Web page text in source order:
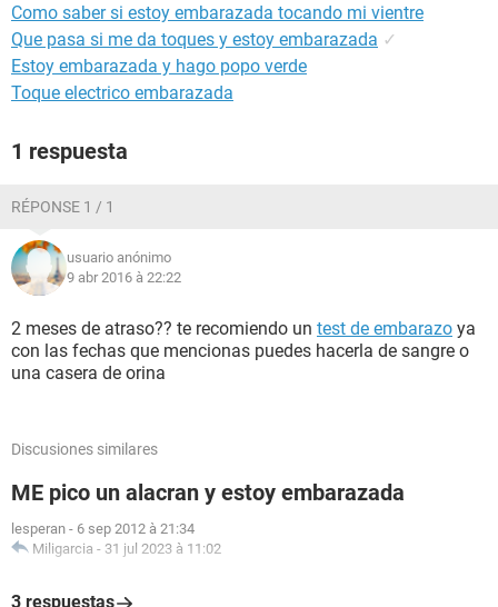
Como saber si estoy embarazada tocando mi vientre
Que pasa si me da toques y estoy embarazada ✓
Estoy embarazada y hago popo verde
Toque electrico embarazada
1 respuesta
RÉPONSE 1 / 1
usuario anónimo
9 abr 2016 à 22:22
2 meses de atraso?? te recomiendo un test de embarazo ya
con las fechas que mencionas puedes hacerla de sangre o
una casera de orina
Discusiones similares
ME pico un alacran y estoy embarazada
lesperan - 6 sep 2012 à 21:34
Miligarcia - 31 jul 2023 à 11:02
3 respuestas